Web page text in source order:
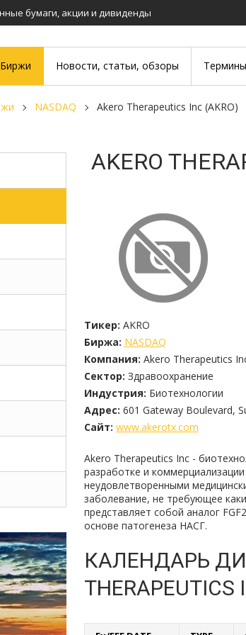
бумаги, акции и дивиденды
Биржи Новости, статьи, обзоры Термины
NASDAQ Akero Therapeutics Inc (AKRO)
AKERO
Тикер: AKRO
Биржа: NASDAQ
Компания: Akero Therapeutics
Сектор: Здравоохранение
Индустрия: Биотехнологии
Адрес: 601 Gateway Boulevard,
Сайт: www.akerotx.com
Akero Therapeutics Inc -
разработке и
неудовлетворенными
заболевание, не требующее
представляет собой аналог
основе патогенеза НАСГ.
КАЛЕНДАРЬ